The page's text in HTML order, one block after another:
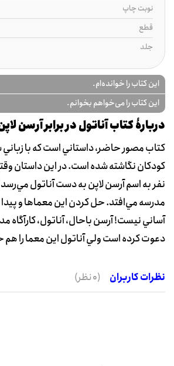
نوبت چاپ
قطع
جلد
این کتاب را خوانده‌ام.
این کتاب را می‌خواهم بخوانم.
دربارۀ کتاب آناتول در برابر آرسن
کتاب مصور حاضر، داستاني است که با زباني
کودکان نگاشته شده است. در اين داستان
نفر به اسم آرسن لاپن به دست آناتول
مدرسه مي‌افتد. حل کردن اين معماها و
آساني نيست! آرسن باحال، آناتول، کارآگاه
دعوت کرده است ولي آناتول اين معما را
نظرات کاربران (0 نظر)